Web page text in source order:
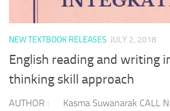
NEW TEXTBOOK RELEASES JULY 2, 2018
English reading and writing
thinking skill approach
AUTHOR : Kasma Suwanarak CALL